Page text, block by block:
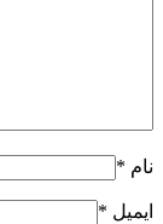
نام *
ایمیل *